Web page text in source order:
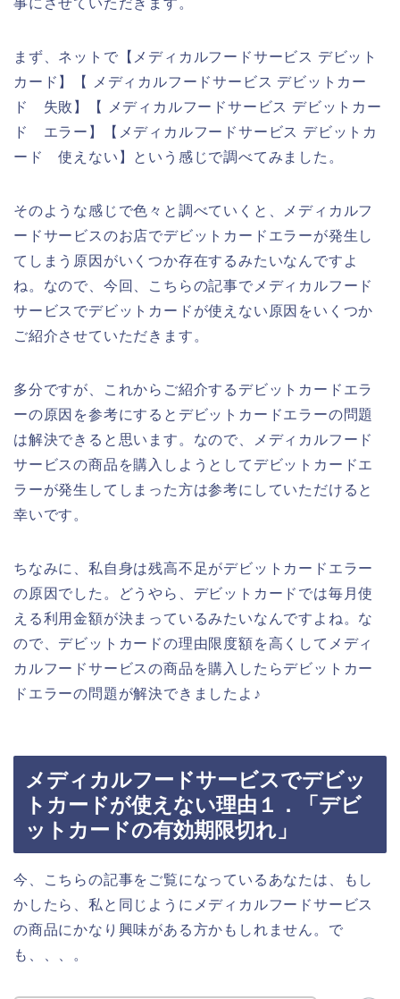
事にさせていただきます。
まず、ネットで【メディカルフードサービス デビット
カード】【 メディカルフードサービス デビットカー
ド 失敗】【 メディカルフードサービス デビットカー
ド エラー】【メディカルフードサービス デビットカ
ード 使えない】という感じで調べてみました。
そのような感じで色々と調べていくと、メディカルフ
ードサービスのお店でデビットカードエラーが発生し
てしまう原因がいくつか存在するみたいなんですよ
ね。なので、今回、こちらの記事でメディカルフード
サービスでデビットカードが使えない原因をいくつか
ご紹介させていただきます。
多分ですが、これからご紹介するデビットカードエラ
ーの原因を参考にするとデビットカードエラーの問題
は解決できると思います。なので、メディカルフード
サービスの商品を購入しようとしてデビットカードエ
ラーが発生してしまった方は参考にしていただけると
幸いです。
ちなみに、私自身は残高不足がデビットカードエラー
の原因でした。どうやら、デビットカードでは毎月使
える利用金額が決まっているみたいなんですよね。な
ので、デビットカードの理由限度額を高くしてメディ
カルフードサービスの商品を購入したらデビットカー
ドエラーの問題が解決できましたよ♪
メディカルフードサービスでデビッ
トカードが使えない理由１．「デビ
ットカードの有効期限切れ」
今、こちらの記事をご覧になっているあなたは、もし
かしたら、私と同じようにメディカルフードサービス
の商品にかなり興味がある方かもしれません。で
も、、、。